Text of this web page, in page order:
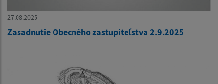
27.08.2025
Zasadnutie Obecného zastupiteľstva 2.9.2025